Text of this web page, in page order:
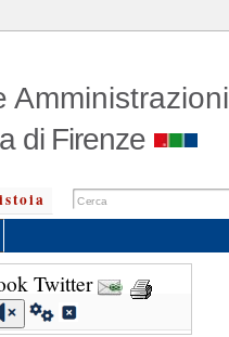
Amministrazioni
di Firenze
Twitter